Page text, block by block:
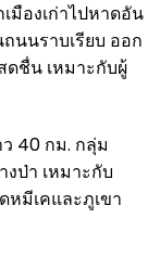
มืองเก่าไปหาดอัน
นนราบเรียบ ออก
ดชื่น เหมาะกับผู้
40 กม. กลุ่ม
ป่า เหมาะกับ
มีเคและภูเขา